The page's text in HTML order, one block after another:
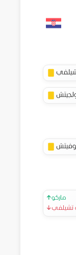
↑ماركو
↓تشيلفي